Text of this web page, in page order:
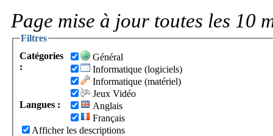
Page mise à jour toutes les 10
Filtres
Catégories
:
Général
Informatique (logiciels)
Informatique (matériel)
Jeux Vidéo
Langues :
Anglais
Français
Afficher les descriptions